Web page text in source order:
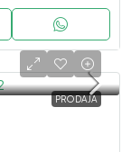
PRODAJA